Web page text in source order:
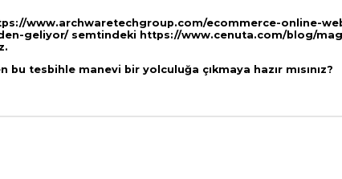
www.archwaretechgroup.com/ecommerce-online-
geliyor/ semtindeki https://www.cenuta.com/blog/
tesbihle manevi bir yolculuğa çıkmaya hazır mısınız?